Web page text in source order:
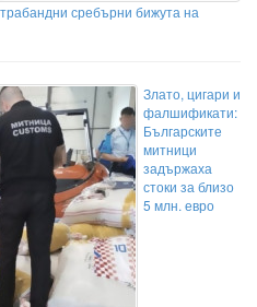
сребърни бижута на
Злато, цигари и
фалшификати:
Българските
митници
задържаха
стоки за близо
5 млн. евро